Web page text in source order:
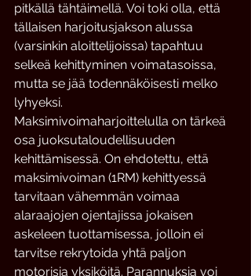
pitkällä tähtäimellä. Voi toki olla, että
tällaisen harjoitusjakson alussa
(varsinkin aloittelijoissa) tapahtuu
selkeä kehittyminen voimatasoissa,
mutta se jää todennäköisesti melko
lyhyeksi.
Maksimivoimaharjoittelulla on tärkeä
osa juoksutaloudellisuuden
kehittämisessä. On ehdotettu, että
maksimivoiman (1RM) kehittyessä
tarvitaan vähemmän voimaa
alaraajojen ojentajissa jokaisen
askeleen tuottamisessa, jolloin ei
tarvitse rekrytoida yhtä paljon
motorisia yksiköitä. Parannuksia voi